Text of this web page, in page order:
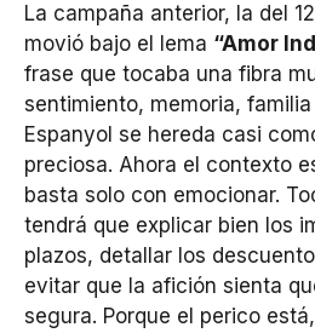
La campaña anterior, la del
movió bajo el lema “Amor
frase que tocaba una fibra
sentimiento, memoria,
Espanyol se hereda casi
preciosa. Ahora el contexto
basta solo con emocionar.
tendrá que explicar bien los
plazos, detallar los
evitar que la afición sienta
segura. Porque el perico